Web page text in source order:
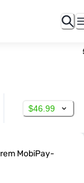
$46.99
MobiPay-